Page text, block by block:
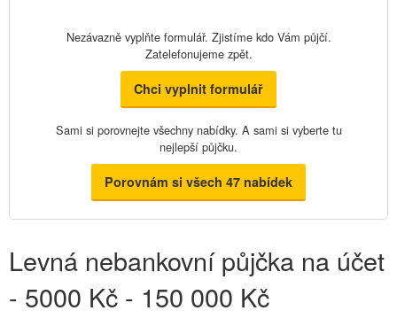
Nezávazně vyplňte formulář. Zjistíme kdo Vám půjčí.
Zatelefonujeme zpět.
Chci vyplnit formulář
Sami si porovnejte všechny nabídky. A sami si vyberte tu
nejlepší půjčku.
Porovnám si všech 47 nabídek
Levná nebankovní půjčka na účet
- 5000 Kč - 150 000 Kč